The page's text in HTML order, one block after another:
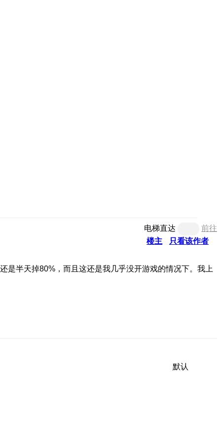
电梯直达
前往
楼主
只看该作者
是半天掉80%，而且这还是我几乎没开游戏的情况下。我上
默认